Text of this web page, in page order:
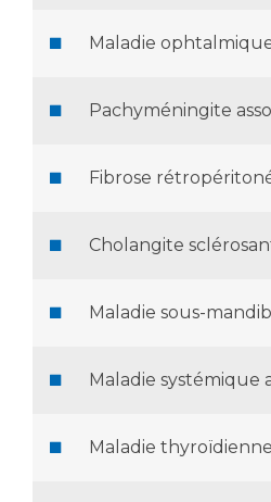
Maladie
Pachyméningite
Fibrose
Cholangite
Maladie sous-
Maladie systémique
Maladie